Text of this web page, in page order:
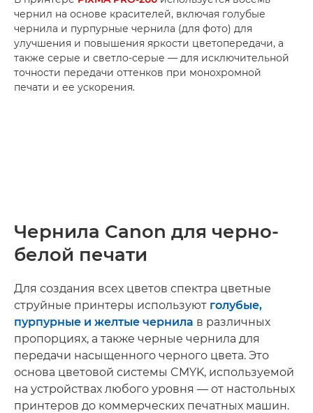
чернил на основе красителей, включая голубые
чернила и пурпурные чернила (для фото) для
улучшения и повышения яркости цветопередачи, а
также серые и светло-серые — для исключительной
точности передачи оттенков при монохромной
печати и ее ускорения.
Чернила Canon для черно-
белой печати
Для создания всех цветов спектра цветные
струйные принтеры используют голубые,
пурпурные и желтые чернила в различных
пропорциях, а также черные чернила для
передачи насыщенного черного цвета. Это
основа цветовой системы CMYK, используемой
на устройствах любого уровня — от настольных
принтеров до коммерческих печатных машин.